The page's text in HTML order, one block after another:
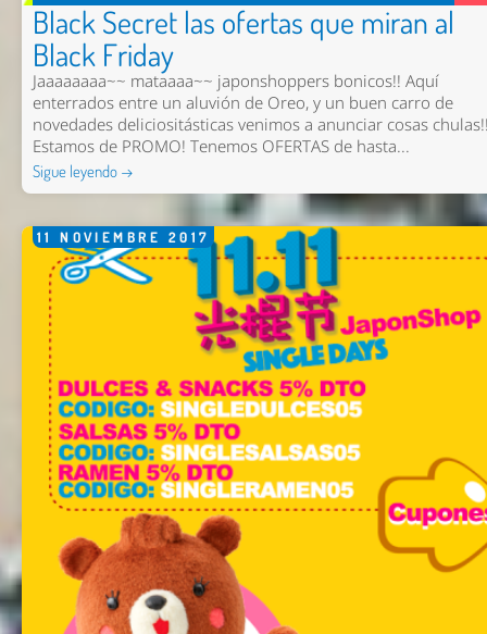
Black Secret las ofertas que miran al
Black Friday
Jaaaaaaaa~~ mataaaa~~ japonshoppers bonicos!! Aquí
enterrados entre un aluvión de Oreo, y un buen carro de
novedades deliciositásticas venimos a anunciar cosas
Estamos de PROMO! Tenemos OFERTAS de hasta...
Sigue leyendo →
11 NOVIEMBRE 2017